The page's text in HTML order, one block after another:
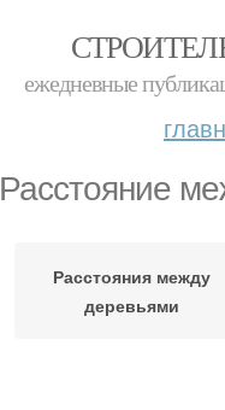
ежедневные
Расстояние
Расстояния между
деревьями